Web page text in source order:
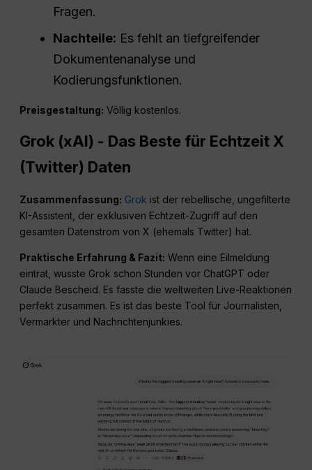
Fragen.
Nachteile: Es fehlt an tiefgreifender
Dokumentenanalyse und
Kodierungsfunktionen.
Preisgestaltung: Völlig kostenlos.
Grok (xAI) - Das Beste für Echtzeit X
(Twitter) Daten
Zusammenfassung: Grok ist der rebellische, ungefilterte
KI-Assistent, der exklusiven Echtzeit-Zugriff auf den
gesamten Datenstrom von X (ehemals Twitter) hat.
Praktische Erfahrung & Fazit: Wenn eine Eilmeldung
eintrat, wusste Grok schon Stunden vor ChatGPT oder
Claude Bescheid. Es fasste die weltweiten Live-Reaktionen
perfekt zusammen. Es ist das beste Tool für Journalisten,
Vermarkter und Nachrichtenjunkies.